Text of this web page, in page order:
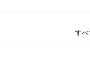
すべ